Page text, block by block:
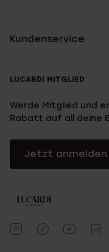
Kundenservice
LUCARDI MITGLIED
Werde Mitglied und
Rabatt auf all deine
Jetzt anmelden